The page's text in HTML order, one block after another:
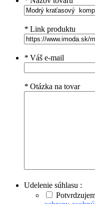
* Link produktu
* Váš e-mail
* Otázka na tovar
Udelenie súhlasu :